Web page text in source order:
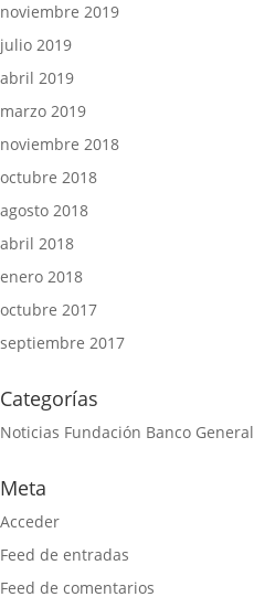
noviembre 2019
julio 2019
abril 2019
marzo 2019
noviembre 2018
octubre 2018
agosto 2018
abril 2018
enero 2018
octubre 2017
septiembre 2017
Categorías
Noticias Fundación Banco General
Meta
Acceder
Feed de entradas
Feed de comentarios